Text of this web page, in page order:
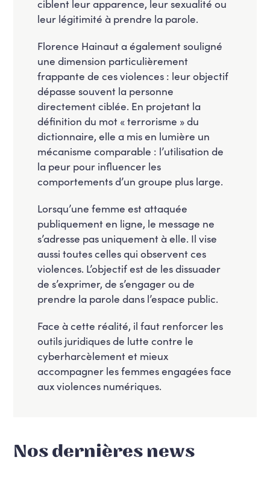
ciblent leur apparence, leur sexualité ou
leur légitimité à prendre la parole.
Florence Hainaut a également souligné
une dimension particulièrement
frappante de ces violences : leur objectif
dépasse souvent la personne
directement ciblée. En projetant la
définition du mot « terrorisme » du
dictionnaire, elle a mis en lumière un
mécanisme comparable : l’utilisation de
la peur pour influencer les
comportements d’un groupe plus large.
Lorsqu’une femme est attaquée
publiquement en ligne, le message ne
s’adresse pas uniquement à elle. Il vise
aussi toutes celles qui observent ces
violences. L’objectif est de les dissuader
de s’exprimer, de s’engager ou de
prendre la parole dans l’espace public.
Face à cette réalité, il faut renforcer les
outils juridiques de lutte contre le
cyberharcèlement et mieux
accompagner les femmes engagées face
aux violences numériques.
Nos dernières news